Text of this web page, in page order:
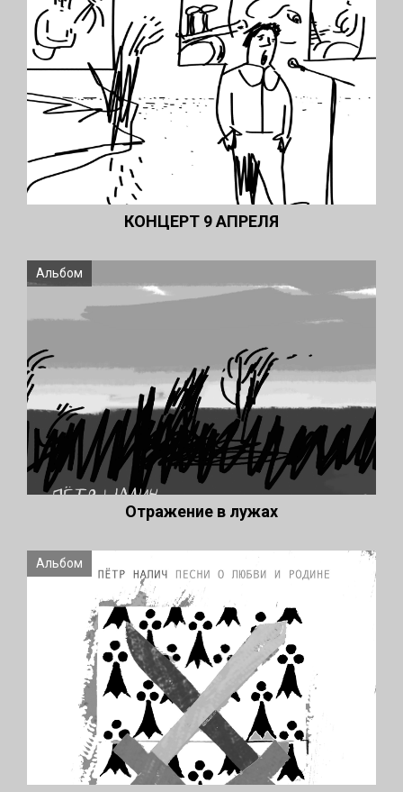
КОНЦЕРТ 9 АПРЕЛЯ
Альбом
Отражение в лужах
Альбом